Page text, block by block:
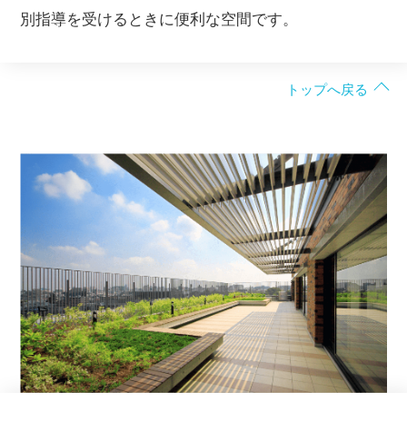
別指導を受けるときに便利な空間です。
トップへ戻る